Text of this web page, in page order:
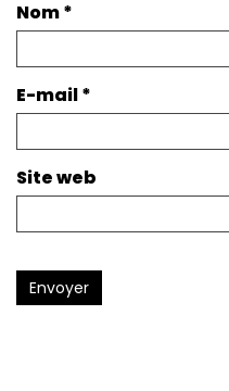
Nom*
E-mail*
Site web
Envoyer